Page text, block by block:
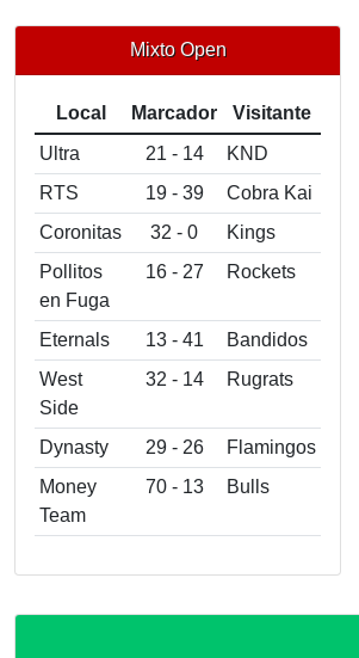
Mixto Open
Local Marcador
Visitante
Ultra
21 - 14
KND
RTS
19 - 39
Cobra Kai
Coronitas
32 - 0
Kings
Pollitos
en Fuga
16 - 27 Rockets
Eternals 13 - 41
Bandidos
West
Side
32 - 14 Rugrats
Dynasty 29 - 26
Flamingos
Money
Team
70 - 13 Bulls